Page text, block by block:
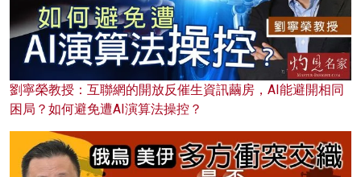
劉寧榮教授：互聯網的開放反催生資訊繭房，AI能避開相同
困局？如何避免遭AI演算法操控？